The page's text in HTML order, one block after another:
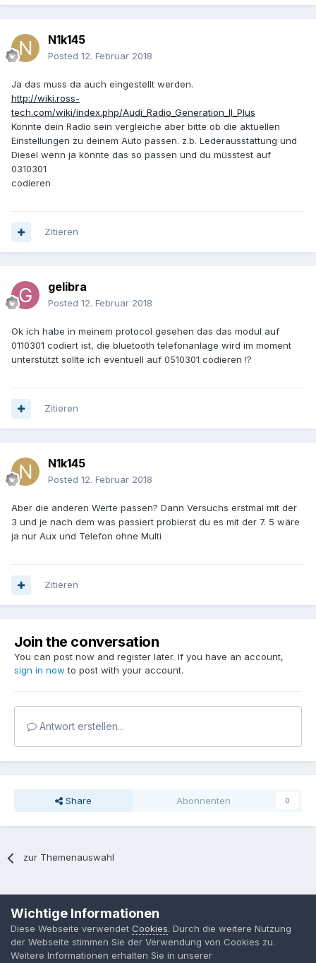
N1k145
Posted 12. Februar 2018
Ja das muss da auch eingestellt werden.
http://wiki.ross-
tech.com/wiki/index.php/Audi_Radio_Generation_II_Plus
Könnte dein Radio sein vergleiche aber bitte ob die aktuellen
Einstellungen zu deinem Auto passen. z.b. Lederausstattung und
Diesel wenn ja könnte das so passen und du müsstest auf
0310301
codieren
Zitieren
gelibra
Posted 12. Februar 2018
Ok ich habe in meinem protocol gesehen das das modul auf
0110301 codiert ist, die bluetooth telefonanlage wird im moment
unterstützt sollte ich eventuell auf 0510301 codieren !?
Zitieren
N1k145
Posted 12. Februar 2018
Aber die anderen Werte passen? Dann Versuchs erstmal mit der
3 und je nach dem was passiert probierst du es mit der 7. 5 wäre
ja nur Aux und Telefon ohne Multi
Zitieren
Join the conversation
You can post now and register later. If you have an account,
sign in now to post with your account.
Antwort erstellen...
Share Abonnenten 0
zur Themenauswahl
MPP-Engineering
Powered by Invision Community
Wichtige Informationen
Diese Webseite verwendet Cookies. Durch die weitere Nutzung
der Webseite stimmen Sie der Verwendung von Cookies zu.
Weitere Informationen erhalten Sie in unserer